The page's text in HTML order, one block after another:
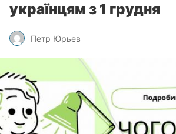
українцям з 1 грудня
Петр Юрьев